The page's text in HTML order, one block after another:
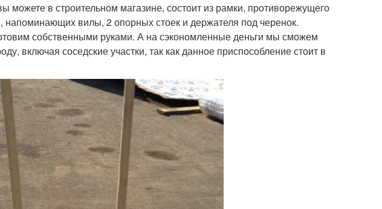
можете в строительном магазине, состоит из рамки, противорежущего
напоминающих вилы, 2 опорных стоек и держателя под черенок.
собственными руками. А на сэкономленные деньги мы сможем
включая соседские участки, так как данное приспособление стоит в